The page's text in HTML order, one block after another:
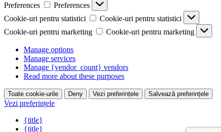
Preferences
Preferences
Cookie-uri pentru statistici
Cookie-uri pentru statistici
Cookie-uri pentru marketing
Cookie-uri pentru marketing
Manage options
Manage services
Manage {vendor_count} vendors
Read more about these purposes
Toate cookie-urile Deny Vezi preferințele Salvează preferințele
Vezi preferințele
{title}
{title}